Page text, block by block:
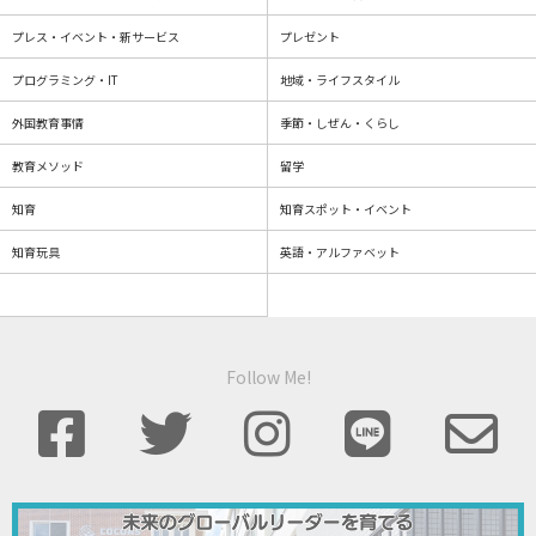
プレス・イベント・新サービス プレゼント
プログラミング・IT 地域・ライフスタイル
外国教育事情 季節・しぜん・くらし
教育メソッド 留学
知育 知育スポット・イベント
知育玩具 英語・アルファベット
Follow Me!